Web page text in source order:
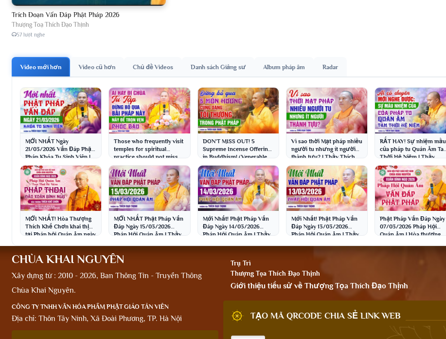
Trích Đoạn Vấn Đáp Phật Pháp 2026
Thượng Toạ Thích Đạo Thịnh
57 lượt nghe
Video mới hơn Video cũ hơn Chủ đề Videos Danh sách Giảng sư Album pháp âm Radar
MỚI NHẤT Ngày
21/03/2026 Vấn Đáp Phật
Pháp Khóa Tu Sinh Viên |
Thầy Thích Đạo Thịnh
Those who frequently visit
temples for spiritual
practice should not miss
this Dharma talk to ful...
DON'T MISS OUT! 5
Supreme Incense Offerings
in Buddhism! (Venerable
Thich Dao Thinh)
Vì sao thời Mạt pháp nhiều
người tu nhưng ít người
thành tựu? | Thầy Thích
Đạo Thịnh
RẤT HAY! Sự nhiệm mầu
của pháp tu Quán Âm Tam
Thời Hệ Niệm | Thầy
Thích Đạo Thịnh
MỚI NHẤT! Hòa Thượng
Thích Khế Chơn khai thị
tại Pháp hội Quán Âm ngày
MỚI NHẤT Phật Pháp Vấn
Đáp Ngày 15/03/2026
Pháp Hội Quán Âm | Thầy
Mới Nhất! Phật Pháp Vấn
Đáp Ngày 14/03/2026
Pháp Hội Quán Âm | Thầy
Mới Nhất! Phật Pháp Vấn
Đáp Ngày 13/03/2026
Pháp Hội Quán Âm | Thầy
Phật Pháp Vấn Đáp Ngày
07/03/2026 Pháp Hội
Quán Âm | Hòa thượng
CHÙA KHAI NGUYÊN
Xây dựng từ : 2010 - 2026, Ban Thông Tin - Truyền Thông
Chùa Khai Nguyên.
CÔNG TY TNHH VĂN HÓA PHẨM PHẬT GIÁO TẢN VIÊN
Địa chỉ: Thôn Tây Ninh, Xã Đoài Phương, TP. Hà Nội
Trụ Trì
Thượng Tọa Thích Đạo Thịnh
Giới thiệu tiểu sử về Thượng Tọa Thích Đạo Thịnh
TẠO MÃ QRCODE CHIA SẺ LINK WEB